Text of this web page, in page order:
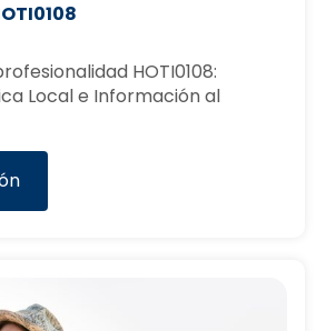
HOTI0108:
Local e Información al